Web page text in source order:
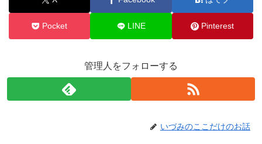
Pocket LINE Pinterest
管理人をフォローする
いづみのここだけのお話